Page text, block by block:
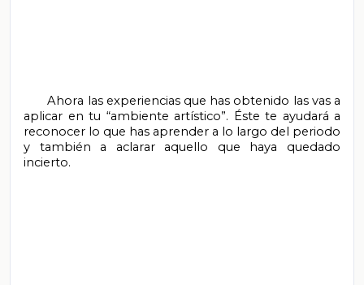
       Ahora las experiencias que has obtenido las vas a
aplicar en tu “ambiente artístico”. Éste te ayudará a
reconocer lo que has aprender a lo largo del periodo
y también a aclarar aquello que haya quedado
incierto.